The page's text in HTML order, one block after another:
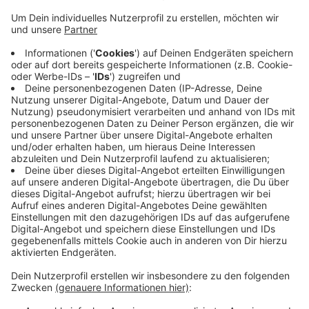
Mädchen. Der Teenager lebt in einer Hattinger
Einrichtung und hatte die vor einer Woche
(23.06.26) nachts verlassen, seitdem gilt das
Mädchen als vermisst. Laut Polizei könnte sie sich
nach in Velbert oder Essen aufhalten, da gebe es
Bezüge hin. Es sei aber auch nicht auszuschließen,
dass sie woanders in Deutschland unterwegs ist.
Wer Hinweise geben kann, soll sich bei der
Kreispolizeibehörde Ennepe-Ruhr-Kreis. Eine
Beschreibung und ein Foto der Vermissten findet
ihrhier.
Veröffentlicht:Montag, 29.06.2026 15:37
Anzeige